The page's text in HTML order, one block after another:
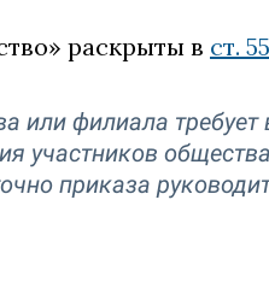
раскрыты в ст.
или филиала
участников
приказа